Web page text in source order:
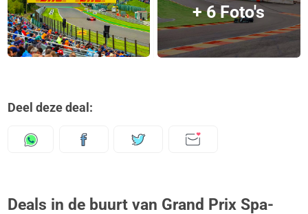
+ 6 Foto's
Deel deze deal:
Deals in de buurt van Grand Prix Spa-